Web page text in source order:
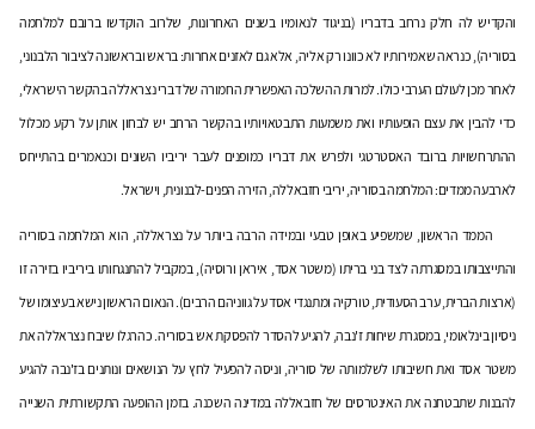
והקדיש לה חלק נרחב בדבריו (בניגוד לנאומיו בשנים האחרונות, שלרוב הוקדשו ברובם למלחמה
בסוריה), כנראה שאמירותיו לא כוונו רק אליה, אלא גם לאזנים אחרות: בראש ובראשונה לציבור הלבנוני,
לאחר מכן לעולם הערבי כולו. למרות ההשלכה האפשרית החמורה של דברי נצראללה בהקשר הישראלי,
כדי להבין את עצם הופעותיו ואת משמעות התבטאויותיו בהקשר הרחב יש לבחון אותן על רקע מכלול
ההתרחשויות ברובד האסטרטגי ולפרש את דבריו כמופנים לעבר יריביו השונים וכנאמרים בהתייחס
לארבעה ממדים: המלחמה בסוריה, יריבי חזבאללה, הזירה הפנים-לבנונית, וישראל.
הממד הראשון, שמשפיע באופן טבעי ובמידה הרבה ביותר על נצראללה, הוא המלחמה בסוריה
והתייצבותו במסגרתה לצד בני בריתו (משטר אסד, איראן ורוסיה), במקביל להתנגחותו ביריביו בזירה זו
(ארצות הברית, ערב הסעודית, טורקיה ומתנגדי אסד על גווניהם הרבים). הנאום הראשון נישא בעיצומו של
ניסיון בינלאומי, במסגרת שיחות ז'נבה, להגיע להסדר להפסקת אש בסוריה. כהרגלו שיבח נצראללה את
משטר אסד ואת חשיבותו לשלמותה של סוריה, וניסה להפעיל לחץ על הנושאים ונותנים בז'נבה להגיע
להבנות שתבטחנה את האינטרסים של חזבאללה במדינה השכנה. בזמן ההופעה התקשורתית השנייה